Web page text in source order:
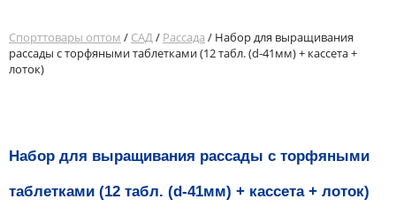
Спорттовары оптом / САД/ Рассада / Набор для выращивания
рассады с торфяными таблетками (12 табл. (d-41мм) + кассета +
лоток)
Набор для выращивания рассады с торфяными
таблетками (12 табл. (d-41мм) + кассета + лоток)